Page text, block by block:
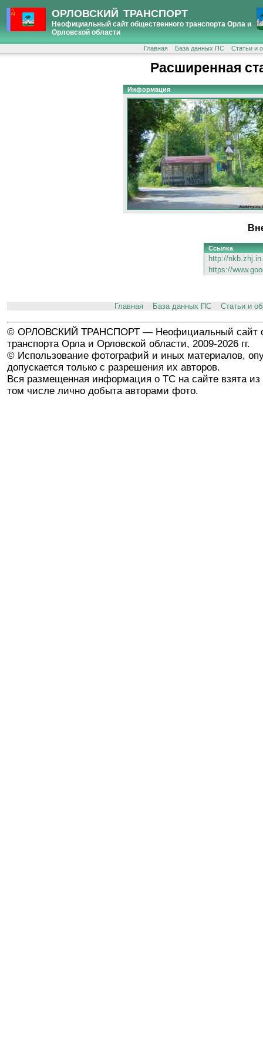
ОРЛОВСКИЙ ТРАНСПОРТ
Неофициальный сайт общественного транспорта Орла и
Орловской области
Главная База данных ПС Статьи и
Расширенная
Информация
Ссылка
http://
https://
Главная База данных ПС Статьи и
© ОРЛОВСКИЙ ТРАНСПОРТ — Неофициальный сайт
транспорта Орла и Орловской области, 2009-2026 гг.
© Использование фотографий и иных материалов,
допускается только с разрешения их авторов.
Вся размещенная информация о ТС на сайте взята из
том числе лично добыта авторами фото.